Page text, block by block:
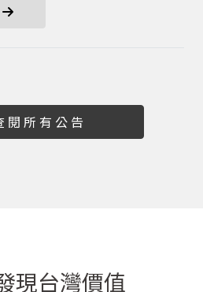
閱所有公告
現台灣價值